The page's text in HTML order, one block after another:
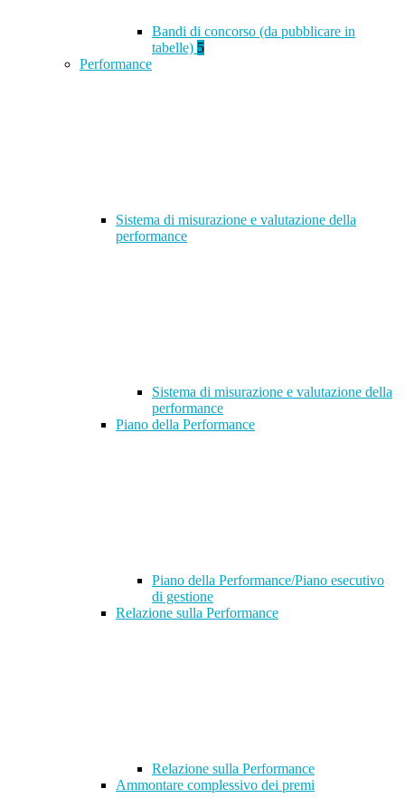
Bandi di concorso (da pubblicare in
tabelle) 5
Performance
Sistema di misurazione e valutazione della
performance
Sistema di misurazione e valutazione della
performance
Piano della Performance
Piano della Performance/Piano esecutivo
di gestione
Relazione sulla Performance
Relazione sulla Performance
Ammontare complessivo dei premi